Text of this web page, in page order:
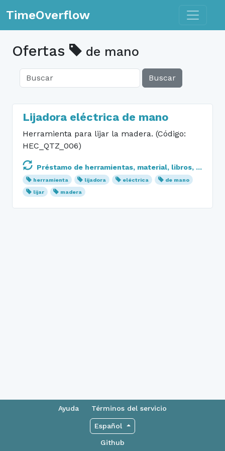
TimeOverflow Toggle
Ofertas de mano
Buscar
Lijadora eléctrica de mano
Herramienta para lijar la madera. (Código:
HEC_QTZ_006)
Préstamo de herramientas, material, libros, ...
herramienta lijadora eléctrica
de mano
lijar
madera
Ayuda Términos del servicio
Español
Github